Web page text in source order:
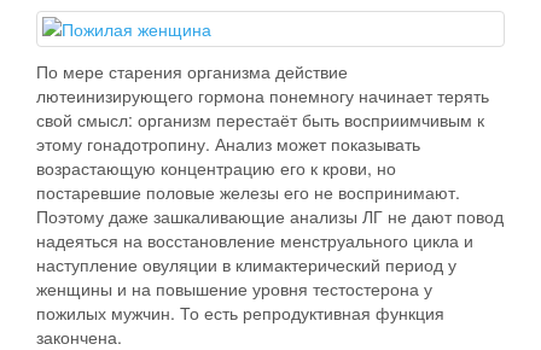
По мере старения организма действие
лютеинизирующего гормона понемногу начинает терять
свой смысл: организм перестаёт быть восприимчивым к
этому гонадотропину. Анализ может показывать
возрастающую концентрацию его к крови, но
постаревшие половые железы его не воспринимают.
Поэтому даже зашкаливающие анализы ЛГ не дают повод
надеяться на восстановление менструального цикла и
наступление овуляции в климактерический период у
женщины и на повышение уровня тестостерона у
пожилых мужчин. То есть репродуктивная функция
закончена.